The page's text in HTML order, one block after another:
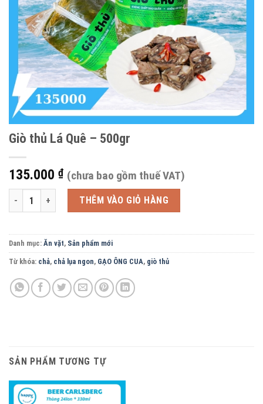
Giò thủ Lá Quê – 500gr
135.000 ₫ (chưa bao gồm thuế VAT)
Giò thủ Lá Quê - 500gr số lượngTHÊM VÀO GIỎ HÀNG
Danh mục: Ăn vặt, Sản phẩm mới
Từ khóa: chả, chả lụa ngon, GẠO ÔNG CUA, giò thủ
SẢN PHẨM TƯƠNG TỰ